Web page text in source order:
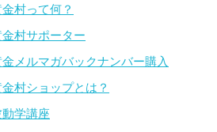
村って何？
金村サポーター
金メルマガバックナンバー購入
金村ショップとは？
動学講座